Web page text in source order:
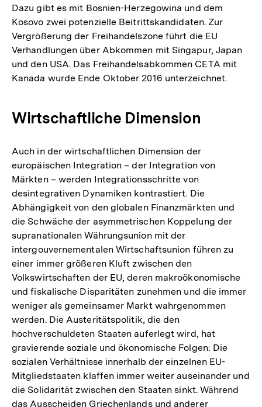
Dazu gibt es mit Bosnien-Herzegowina und dem
Kosovo zwei potenzielle Beitrittskandidaten. Zur
Vergrößerung der Freihandelszone führt die EU
Verhandlungen über Abkommen mit Singapur, Japan
und den USA. Das Freihandelsabkommen CETA mit
Kanada wurde Ende Oktober 2016 unterzeichnet.
Wirtschaftliche Dimension
Auch in der wirtschaftlichen Dimension der
europäischen Integration – der Integration von
Märkten – werden Integrationsschritte von
desintegrativen Dynamiken kontrastiert. Die
Abhängigkeit von den globalen Finanzmärkten und
die Schwäche der asymmetrischen Koppelung der
supranationalen Währungsunion mit der
intergouvernementalen Wirtschaftsunion führen zu
einer immer größeren Kluft zwischen den
Volkswirtschaften der EU, deren makroökonomische
und fiskalische Disparitäten zunehmen und die immer
weniger als gemeinsamer Markt wahrgenommen
werden. Die Austeritätspolitik, die den
hochverschuldeten Staaten auferlegt wird, hat
gravierende soziale und ökonomische Folgen: Die
sozialen Verhältnisse innerhalb der einzelnen EU-
Mitgliedstaaten klaffen immer weiter auseinander und
die Solidarität zwischen den Staaten sinkt. Während
das Ausscheiden Griechenlands und anderer